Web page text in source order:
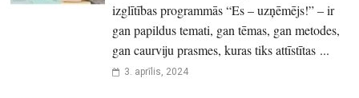
izglītības programmās “Es – uzņēmējs!” – ir
gan papildus temati, gan tēmas, gan metodes,
gan caurviju prasmes, kuras tiks attīstītas ...
3. aprīlis, 2024